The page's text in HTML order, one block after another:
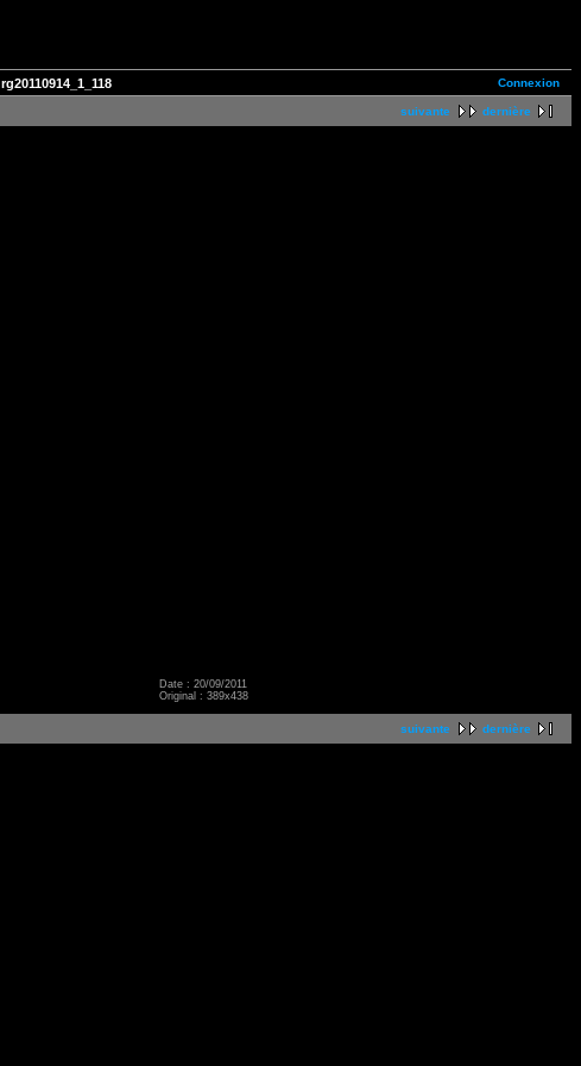
Connexion
rg20110914_1_118
suivante dernière
Date : 20/09/2011
Original : 389x438
suivante dernière